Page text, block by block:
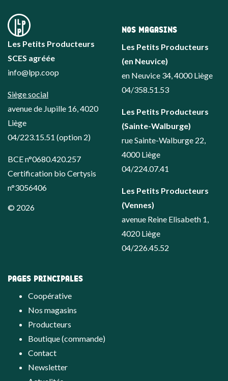
Les Petits Producteurs
SCES agréée
info@lpp.coop
Siège social
avenue de Jupille 16, 4020
Liège
04/223.15.51 (option 2)
BCE n°0680.420.257
Certification bio Certysis
n°3056406
© 2026
NOS MAGASINS
Les Petits Producteurs
(en Neuvice)
en Neuvice 34, 4000 Liège
04/358.51.53
Les Petits Producteurs
(Sainte-Walburge)
rue Sainte-Walburge 22,
4000 Liège
04/224.07.41
Les Petits Producteurs
(Vennes)
avenue Reine Elisabeth 1,
4020 Liège
04/226.45.52
PAGES PRINCIPALES
Coopérative
Nos magasins
Producteurs
Boutique (commande)
Contact
Newsletter